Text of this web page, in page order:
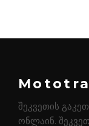
შეკვეთის
ონლაინ.